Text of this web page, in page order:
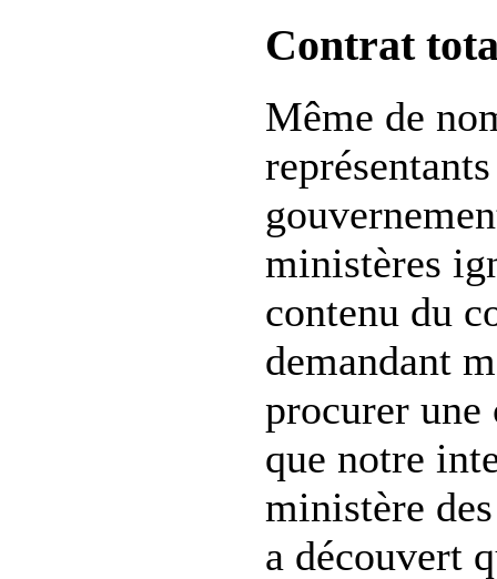
Contrat
Même de
ministères
contenu du
demandant
procurer une
que notre
ministère
a découvert